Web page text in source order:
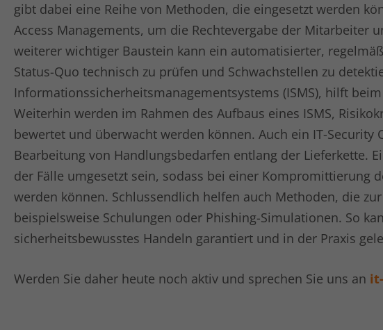
gibt dabei eine Reihe von Methoden, die eingesetzt werden
Access Managements, um die Rechtevergabe der Mitarbeiter
weiterer wichtiger Baustein kann ein automatisierter,
Status-Quo technisch zu prüfen und Schwachstellen zu
Informationssicherheitsmanagementsystems (ISMS), hilft
Weiterhin werden im Rahmen des Aufbaus eines ISMS,
bewertet und überwacht werden können. Auch ein IT-
Bearbeitung von Handlungsbedarfen entlang der Lieferkette.
der Fälle umgesetzt sein, sodass bei einer Kompromittierung
werden können. Schlussendlich helfen auch Methoden, die
beispielsweise Schulungen oder Phishing-Simulationen. So
sicherheitsbewusstes Handeln garantiert und in der Praxis
Werden Sie daher heute noch aktiv und sprechen Sie uns an